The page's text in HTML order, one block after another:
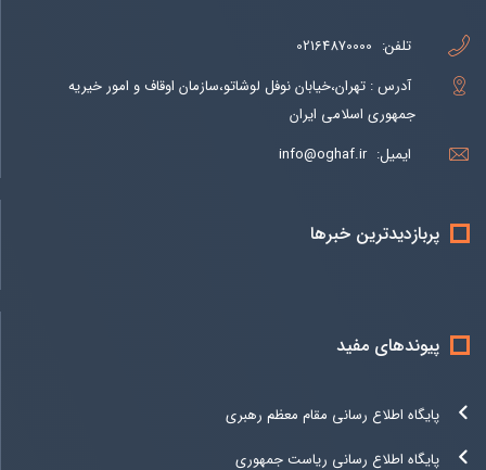
تلفن: 02164870000
آدرس : تهران،خیابان نوفل لوشاتو،سازمان اوقاف و امور خیریه
جمهوری اسلامی ایران
ایمیل: info@oghaf.ir
پربازدیدترین خبرها
پیوندهای مفید
پایگاه اطلاع رسانی مقام معظم رهبری
پایگاه اطلاع رسانی ریاست جمهوری